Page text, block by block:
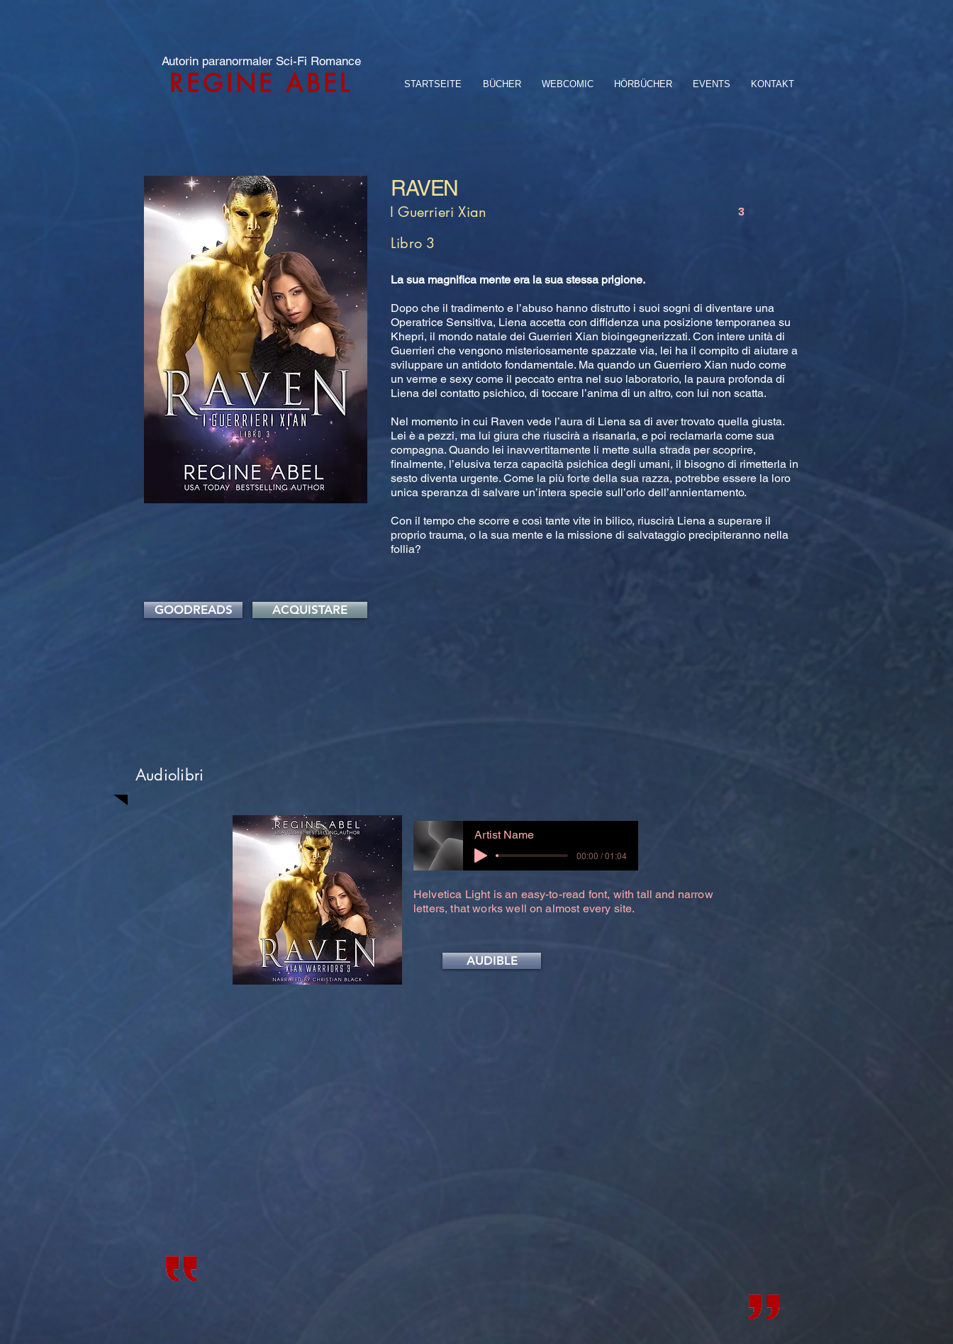
Autorin paranormaler Sci-Fi Romance
REGINE ABEL STARTSEITE BÜCHER WEBCOMIC HÖRBÜCHER EVENTS KONTAKT
RAVEN
I Guerrieri Xian 3
Libro 3
La sua magnifica mente era la sua stessa prigione.
Dopo che il tradimento e l’abuso hanno distrutto i suoi sogni di diventare una
Operatrice Sensitiva, Liena accetta con diffidenza una posizione temporanea su
Khepri, il mondo natale dei Guerrieri Xian bioingegnerizzati. Con intere unità di
Guerrieri che vengono misteriosamente spazzate via, lei ha il compito di aiutare a
sviluppare un antidoto fondamentale. Ma quando un Guerriero Xian nudo come
un verme e sexy come il peccato entra nel suo laboratorio, la paura profonda di
Liena del contatto psichico, di toccare l’anima di un altro, con lui non scatta.
Nel momento in cui Raven vede l’aura di Liena sa di aver trovato quella giusta.
Lei è a pezzi, ma lui giura che riuscirà a risanarla, e poi reclamarla come sua
compagna. Quando lei inavvertitamente li mette sulla strada per scoprire,
finalmente, l’elusiva terza capacità psichica degli umani, il bisogno di rimetterla in
sesto diventa urgente. Come la più forte della sua razza, potrebbe essere la loro
unica speranza di salvare un’intera specie sull’orlo dell’annientamento.
Con il tempo che scorre e così tante vite in bilico, riuscirà Liena a superare il
proprio trauma, o la sua mente e la missione di salvataggio precipiteranno nella
follia?
GOODREADS ACQUISTARE
Audiolibri
Artist Name
00:00 / 01:04
Helvetica Light is an easy-to-read font, with tall and narrow
letters, that works well on almost every site.
AUDIBLE